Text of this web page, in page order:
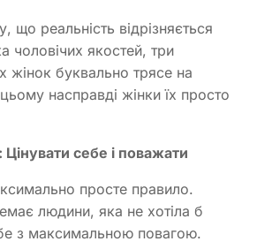
реальність відрізняється
чоловічих якостей, три
жінок буквально трясе на
насправді жінки їх просто
себе і поважати
просте правило.
людини, яка не хотіла б
з максимальною повагою.